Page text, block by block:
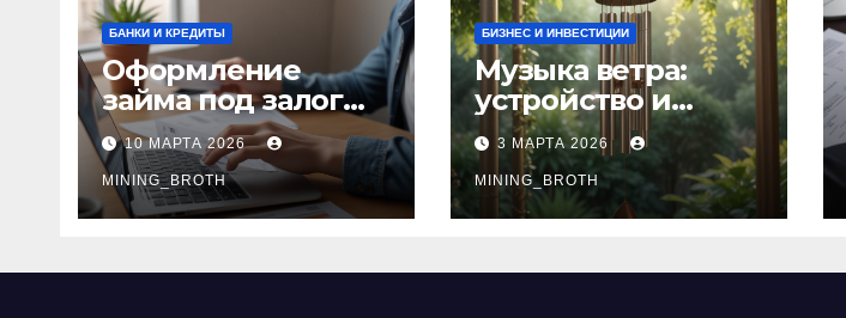
БАНКИ И КРЕДИТЫ
Оформление
займа под залог
ПТС онлайн на
карту без визита в
офис: порядок,
требования и
10 МАРТА 2026
MINING_BROTH
БИЗНЕС И ИНВЕСТИЦИИ
Музыка ветра:
устройство и
принципы
звучания
колокольчиков
3 МАРТА 2026
MINING_BROTH